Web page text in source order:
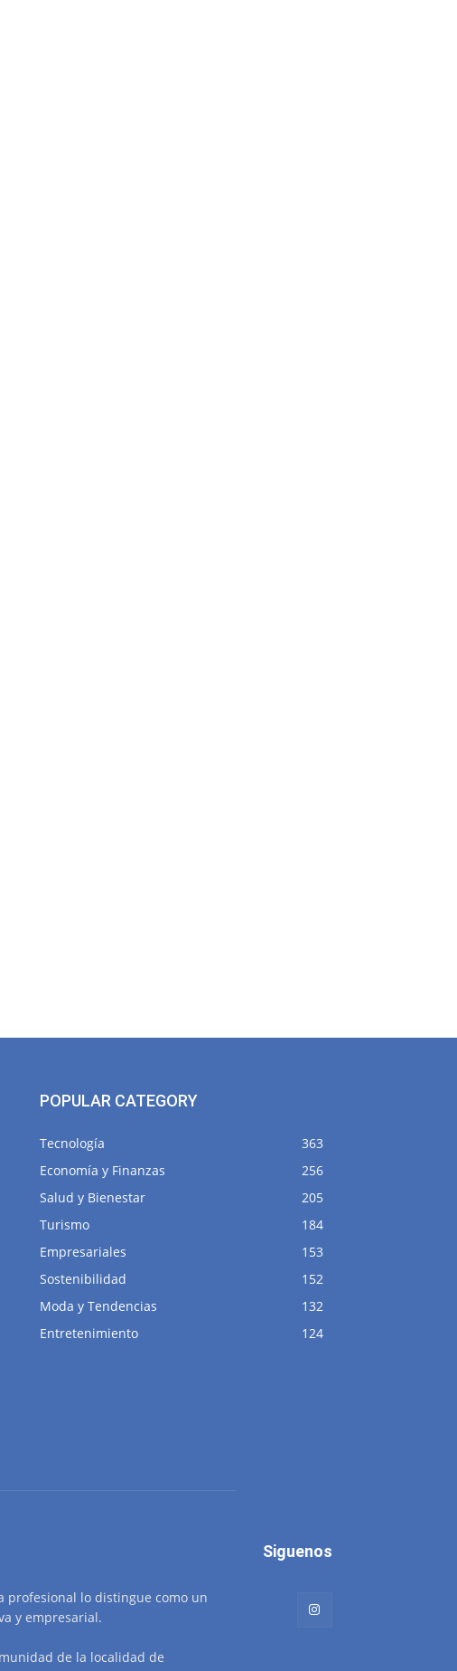
POPULAR CATEGORY
Tecnología
363
Economía y Finanzas
256
Salud y Bienestar
205
Turismo
184
Empresariales
153
Sostenibilidad
152
Moda y Tendencias
132
Entretenimiento
124
profesional lo distingue como un
y empresarial.
de la localidad de
Siguenos